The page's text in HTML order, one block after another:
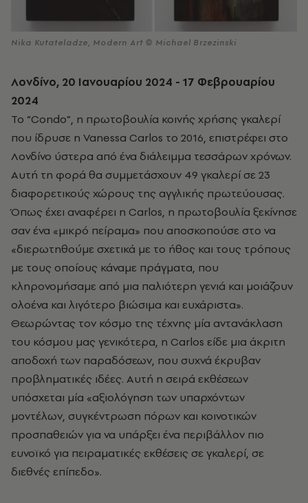
Nika Kutateladze, Modern Art © Michael Brzezinski
Λονδίνο, 20 Ιανουαρίου 2024 - 17 Φεβρουαρίου
2024
Το “Condo”, η πρωτοβουλία κοινής χρήσης γκαλερί
που ίδρυσε η Vanessa Carlos το 2016, επιστρέφει στο
Λονδίνο ύστερα από ένα διάλειμμα τεσσάρων χρόνων.
Αυτή τη φορά θα συμμετάσχουν 49 γκαλερί σε 23
διαφορετικούς χώρους της αγγλικής πρωτεύουσας.
Όπως έχει αναφέρει η Carlos, η πρωτοβουλία ξεκίνησε
σαν ένα «μικρό πείραμα» που αποσκοπούσε στο να
«διερωτηθούμε σχετικά με το ήθος και τους τρόπους
με τους οποίους κάναμε πράγματα, που
κληρονομήσαμε από μια παλιότερη γενιά και μοιάζουν
ολοένα και λιγότερο βιώσιμα και ευχάριστα».
Θεωρώντας τον κόσμο της τέχνης μία αντανάκλαση
του κόσμου μας γενικότερα, η Carlos είδε μια άκριτη
αποδοχή των παραδόσεων, που συχνά έκρυβαν
προβληματικές ιδέες. Αυτή η σειρά εκθέσεων
υπόσχεται μία «αξιολόγηση των υπαρχόντων
μοντέλων, συγκέντρωση πόρων και κοινοτικών
προσπαθειών για να υπάρξει ένα περιβάλλον πιο
ευνοϊκό για πειραματικές εκθέσεις σε γκαλερί, σε
διεθνές επίπεδο».